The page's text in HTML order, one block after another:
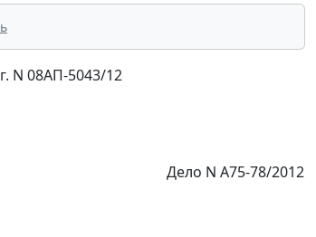
N 08АП-5043/12
Дело N А75-78/2012